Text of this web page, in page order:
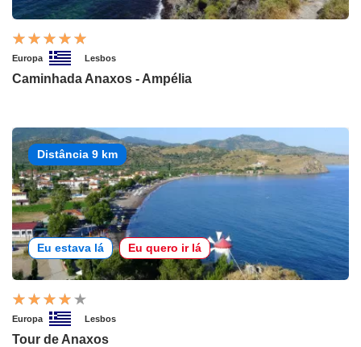
Europa Lesbos
Caminhada Anaxos - Ampélia
Distância 9 km
Eu estava lá Eu quero ir lá
Europa Lesbos
Tour de Anaxos